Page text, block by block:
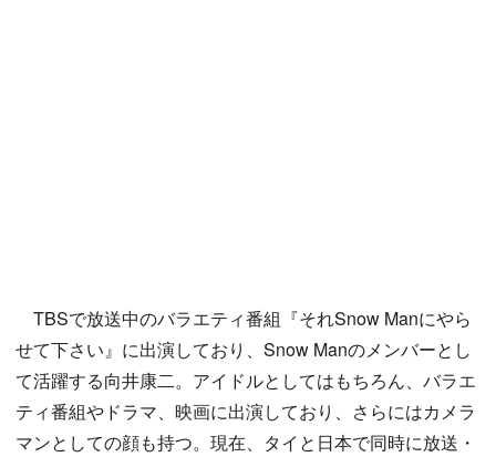
TBSで放送中のバラエティ番組『それSnow Manにやら
せて下さい』に出演しており、Snow Manのメンバーとし
て活躍する向井康二。アイドルとしてはもちろん、バラエ
ティ番組やドラマ、映画に出演しており、さらにはカメラ
マンとしての顔も持つ。現在、タイと日本で同時に放送・